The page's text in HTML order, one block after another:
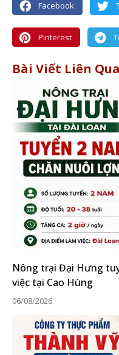
Facebook
Pinterest
Bài Viết Liên
Nông trại Đại Hưng
việc tại Cao Hùng
06/08/2026